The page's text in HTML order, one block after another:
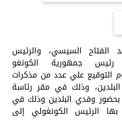
السيسي، والرئيس
جمهورية الكونغو
التوقيع علي عدد من مذكرات
البلدين، وذلك في مقر رئاسة
بحضور وفدي البلدين وذلك في
بها الرئيس الكونغولي إلى